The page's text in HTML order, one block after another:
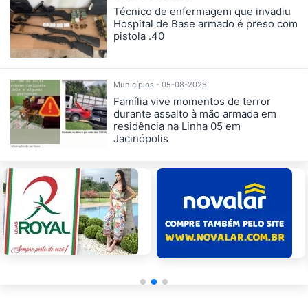
Técnico de enfermagem que invadiu
Hospital de Base armado é preso com
pistola .40
Municípios - 05-08-2026
Família vive momentos de terror
durante assalto à mão armada em
residência na Linha 05 em
Jacinópolis